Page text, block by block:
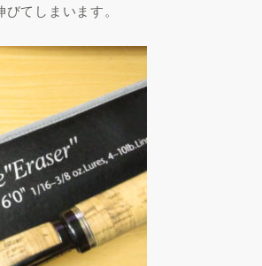
てしまいます。